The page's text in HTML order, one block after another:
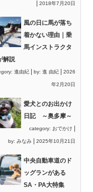
2018年7月20日
風の日に馬が落ち
着かない理由｜乗
馬インストラクタ
解説
進由紀 by: 進 由紀 2026
年2月20日
愛犬とのお出かけ
日記 ～奥多摩～
category: おでかけ
by: みなみ 2025年10月21日
中央自動車道のド
ッグランがある
SA・PA大特集